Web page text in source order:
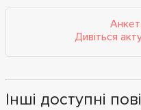
Дивіться
Інші доступні